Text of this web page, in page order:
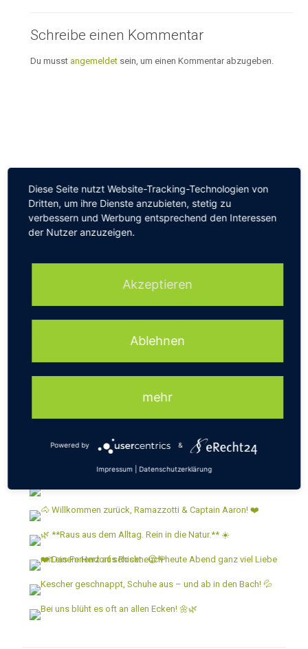
Schreibe einen Kommentar
Du musst angemeldet sein, um einen Kommentar abzugeben.
Halloween Event
19. November 2025
Diese Seite nutzt Website-Tracking-Technologien von
Dritten, um ihre Dienste anzubieten, stetig zu
verbessern und Werbung entsprechend den Interessen
der Nutzer anzuzeigen.
Akzeptieren
Ablehnen
mehr
Powered by &
Impressum Datenschutzerklärung